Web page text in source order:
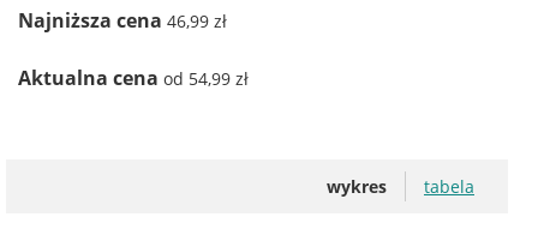
Najniższa cena 46,99 zł
Aktualna cena od 54,99 zł
wykres tabela